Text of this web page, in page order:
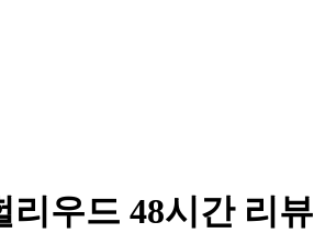
우드 48시간 리뷰